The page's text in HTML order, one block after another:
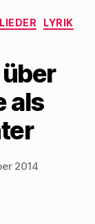
LIEDER
LYRIK
als
2014